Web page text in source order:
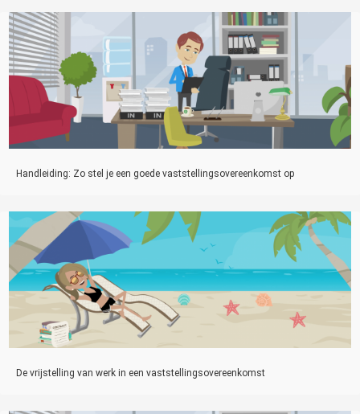
Handleiding: Zo stel je een goede vaststellingsovereenkomst op
De vrijstelling van werk in een vaststellingsovereenkomst